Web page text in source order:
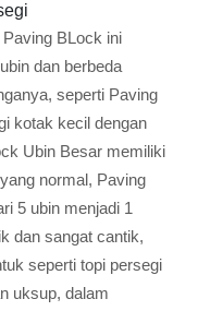
BLock ini
dan berbeda
seperti Paving
kotak kecil dengan
Ubin Besar memiliki
normal, Paving
5 ubin menjadi 1
dan sangat cantik,
seperti topi persegi
uksup, dalam